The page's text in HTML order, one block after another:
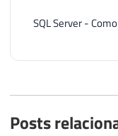
SQL Server -
Posts